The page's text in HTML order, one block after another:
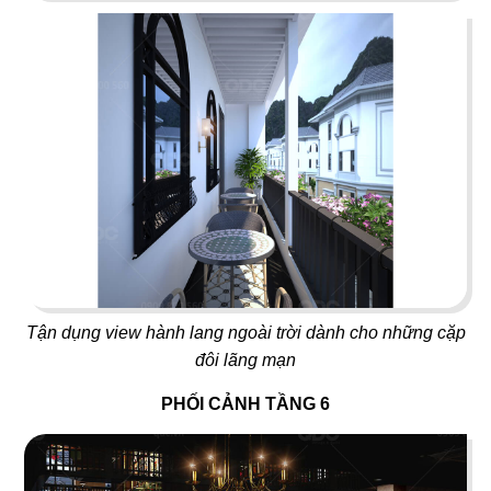
Tận dụng view hành lang ngoài trời dành cho những cặp
đôi lãng mạn
PHỐI CẢNH TẦNG 6
LỘ THIÊN QUÁN
60
STEAK HOUSE
Nhà hàng Âu
61
KANOUAN KATSU
62
VIETNAM HOUSE
Nhà hàng Việt